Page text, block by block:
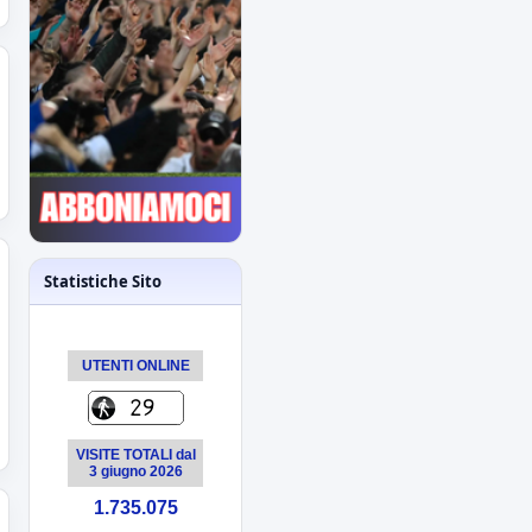
Espugnato Bogliasco:
Sampdoria 1 - Novara
2
terzo successo estivo
per gli azzurri di
Birindelli
Sampdoria-Novara: le
formazioni ufficiali!
Assenti Da Graca e
Lanini per
tutti gli impegni degli
azzurrini
Novara: ecco gli orari
delle prime 8
giornate
esordio ad Alessandria
Statistiche Sito
UTENTI ONLINE
VISITE TOTALI dal
3 giugno 2026
1.735.075